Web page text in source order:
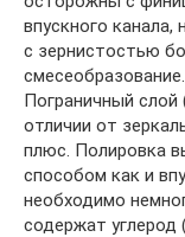
впускного канала,
с зернистостью
Пограничный слой
отличии от
плюс. Полировка
способом как и
необходимо
содержат углерод